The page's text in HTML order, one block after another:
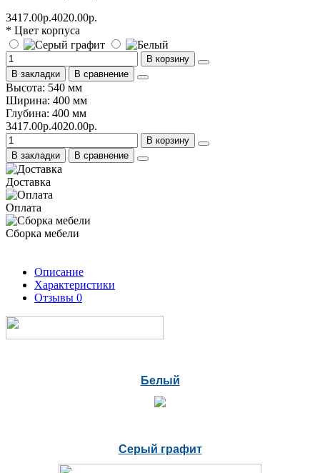
3417.00р.4020.00р.
* Цвет корпуса
В корзину
В закладки
В сравнение
Высота: 540 мм
Ширина: 400 мм
Глубина: 400 мм
3417.00р.4020.00р.
В корзину
В закладки
В сравнение
Доставка
Оплата
Сборка мебели
Описание
Характеристики
Отзывы 0
Белый
Серый графит